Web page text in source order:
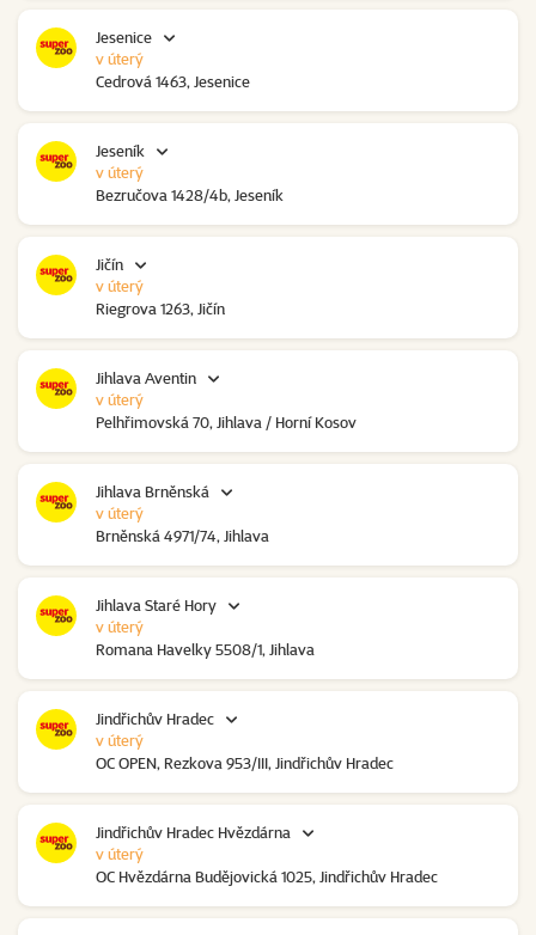
Jesenice
Cedrová 1463, Jesenice
v úterý
Jeseník
Bezručova 1428/4b, Jeseník
v úterý
Jičín
Riegrova 1263, Jičín
v úterý
Jihlava Aventin
Pelhřimovská 70, Jihlava / Horní Kosov
v úterý
Jihlava Brněnská
Brněnská 4971/74, Jihlava
v úterý
Jihlava Staré Hory
Romana Havelky 5508/1, Jihlava
v úterý
Jindřichův Hradec
OC OPEN, Rezkova 953/III, Jindřichův Hradec
v úterý
Jindřichův Hradec Hvězdárna
OC Hvězdárna Budějovická 1025, Jindřichův Hradec
v úterý